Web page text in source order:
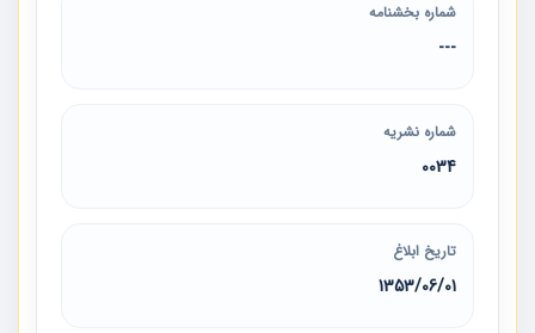
شماره بخشنامه
---
شماره نشریه
0034
تاریخ ابلاغ
1353/06/01